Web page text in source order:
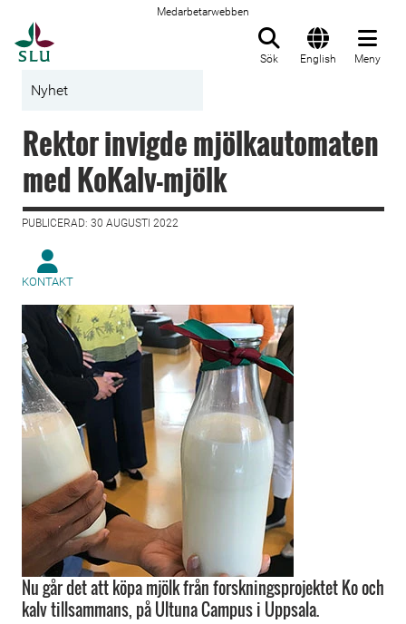
Medarbetarwebben
Sök English Meny
Nyhet
Rektor invigde mjölkautomaten
med KoKalv-mjölk
PUBLICERAD: 30 AUGUSTI 2022
KONTAKT
Nu går det att köpa mjölk från forskningsprojektet Ko och
kalv tillsammans, på Ultuna Campus i Uppsala.